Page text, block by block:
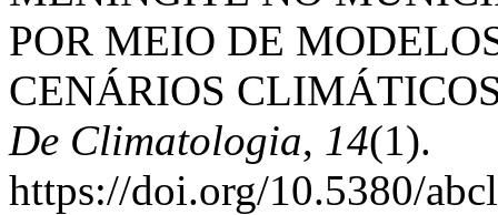
POR MEIO DE
CENÁRIOS
De Climatologia, 14(1).
https://doi.org/10.5380/